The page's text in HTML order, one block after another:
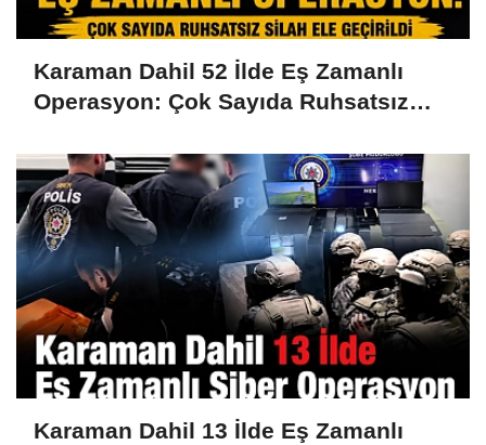
Karaman Dahil 52 İlde Eş Zamanlı
Operasyon: Çok Sayıda Ruhsatsız
Karaman Dahil 13 İlde Eş Zamanlı